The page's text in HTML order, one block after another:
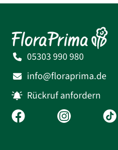
05303 990 980
info@floraprima.de
Rückruf anfordern